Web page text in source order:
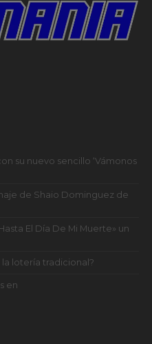
su nuevo sencillo ‘Vámonos
de Shaio Dominguez de
El Día De Mi Muerte» un
lotería tradicional?
en